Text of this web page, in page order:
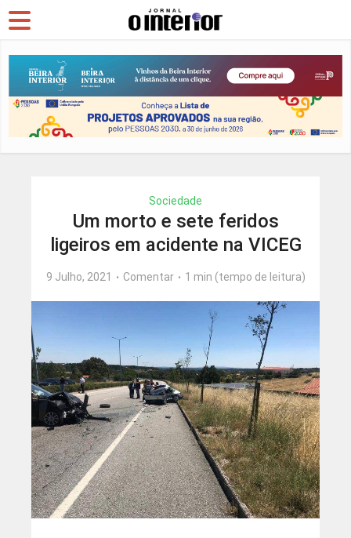
Sociedade
Um morto e sete feridos
ligeiros em acidente na VICEG
9 Julho, 2021 Comentar 1 min (tempo de leitura)